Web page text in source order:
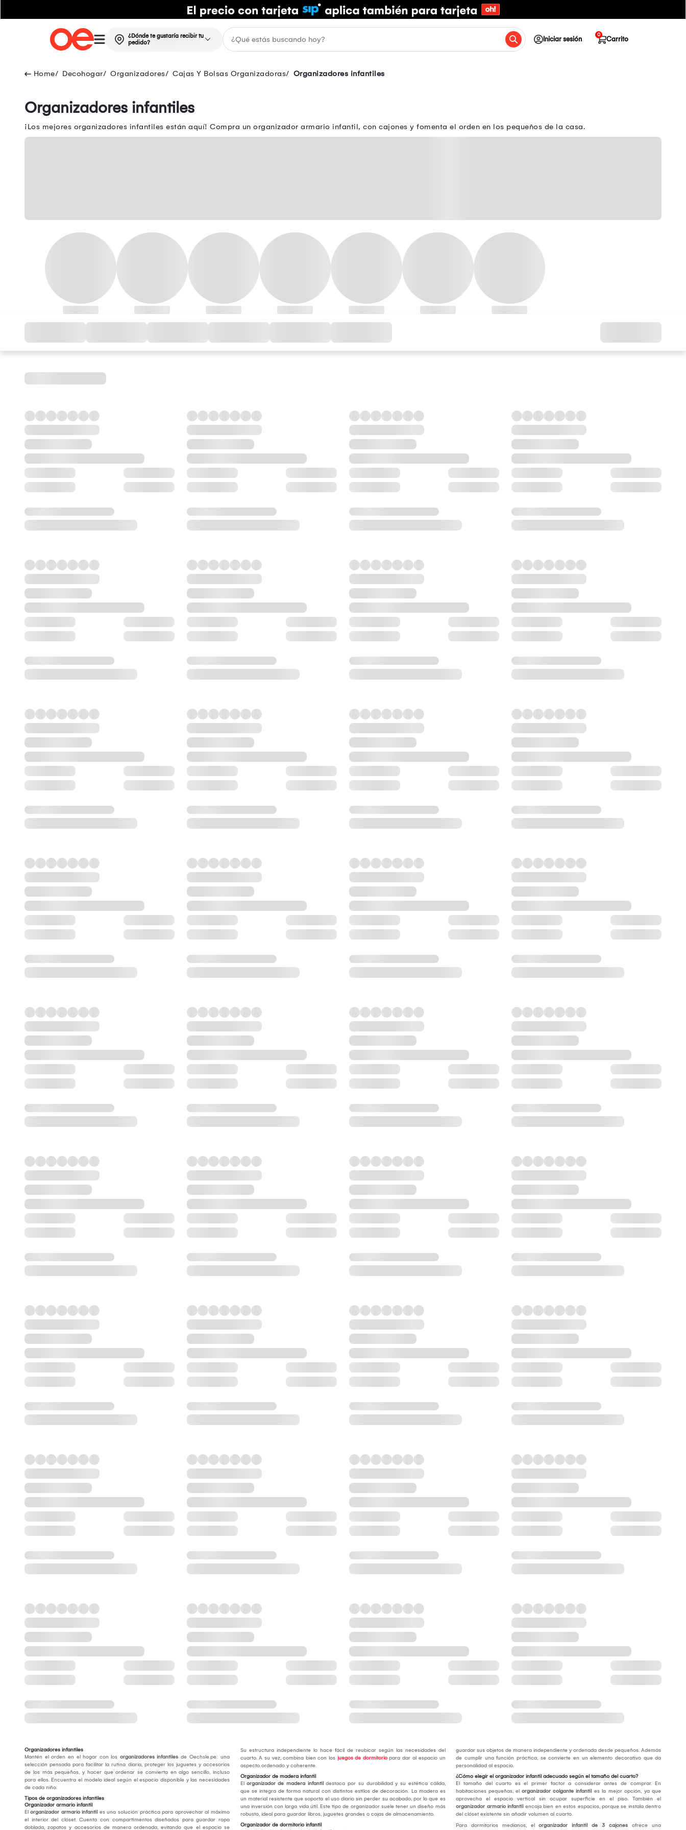
¿Dónde te gustaría recibir tu
pedido?
Iniciar sesión Carrito
0
Decohogar Organizadores Cajas Y Bolsas Organizadoras Organizadores infantiles
Organizadores infantiles
¡Los mejores organizadores infantiles están aquí! Compra un organizador armario infantil, con cajones y fomenta el orden en los pequeños de la casa.
Organizadores infantiles
Mantén el orden en el hogar con los organizadores infantiles de Oechsle.pe: una
selección pensada para facilitar la rutina diaria, proteger los juguetes y accesorios
de los más pequeños, y hacer que ordenar se convierta en algo sencillo, incluso
para ellos. Encuentra el modelo ideal según el espacio disponible y las necesidades
de cada niño.
Tipos de organizadores infantiles
Organizador armario infantil
El organizador armario infantil es una solución práctica para aprovechar al máximo
el interior del clóset. Cuenta con compartimentos diseñados para guardar ropa
doblada, zapatos y accesorios de manera ordenada, evitando que el espacio se
Su estructura independiente lo hace fácil de reubicar según las necesidades del
cuarto. A su vez, combina bien con los juegos de dormitoriopara dar al espacio un
aspecto ordenado y coherente.
Organizador de madera infantil
El organizador de madera infantil destaca por su durabilidad y su estética cálida,
que se integra de forma natural con distintos estilos de decoración. La madera es
un material resistente que soporta el uso diario sin perder su acabado, por lo que es
una inversión con larga vida útil. Este tipo de organizador suele tener un diseño más
robusto, ideal para guardar libros, juguetes grandes o cajas de almacenamiento.
Organizador de dormitorio infantil
guardar sus objetos de manera independiente y ordenada desde pequeños. Además
de cumplir una función práctica, se convierte en un elemento decorativo que da
personalidad al espacio.
¿Cómo elegir el organizador infantil adecuado según el tamaño del cuarto?
El tamaño del cuarto es el primer factor a considerar antes de comprar. En
habitaciones pequeñas, elorganizador colgante infantil es la mejor opción, ya que
aprovecha el espacio vertical sin ocupar superficie en el piso. También el
organizador armario infantil encaja bien en estos espacios, porque se instala dentro
del clóset existente sin añadir volumen al cuarto.
Para dormitorios medianos, elorganizador infantil de 3 cajones ofrece una